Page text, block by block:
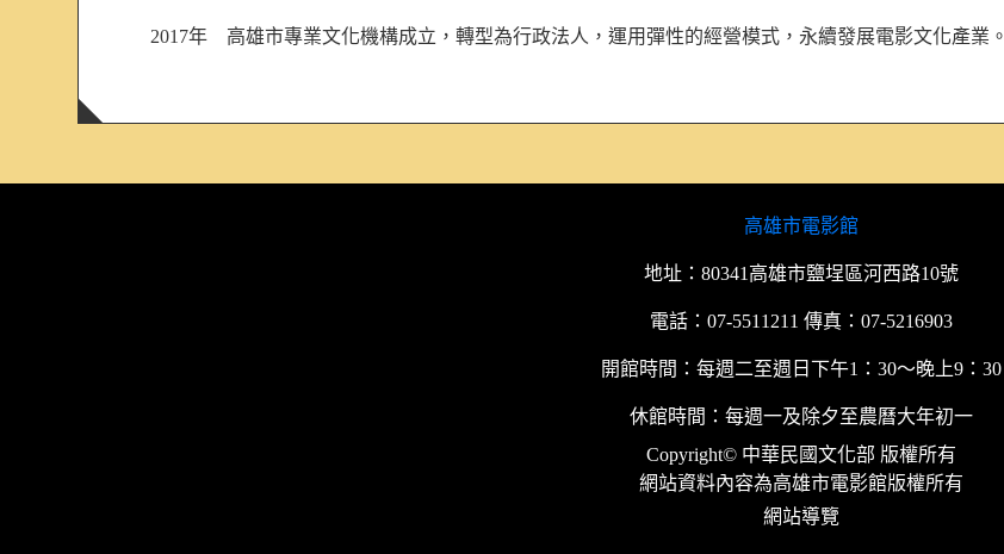
2017年 高雄市專業文化機構成立，轉型為行政法人，運用彈性的經營模式，永續發展電影文化產業。
高雄市電影館
地址：80341高雄市鹽埕區河西路10號
電話：07-5511211 傳真：07-5216903
開館時間：每週二至週日下午1：30～晚上9：30
休館時間：每週一及除夕至農曆大年初一
Copyright© 中華民國文化部 版權所有
網站資料內容為高雄市電影館版權所有
網站導覽